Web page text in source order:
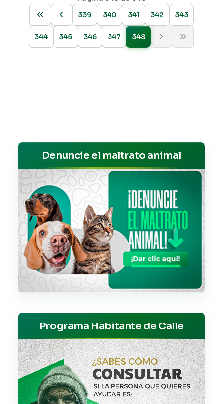
339
340 341 342 343
344 345 346 347 348
Denuncie el maltrato animal
Programa Habitante de Calle